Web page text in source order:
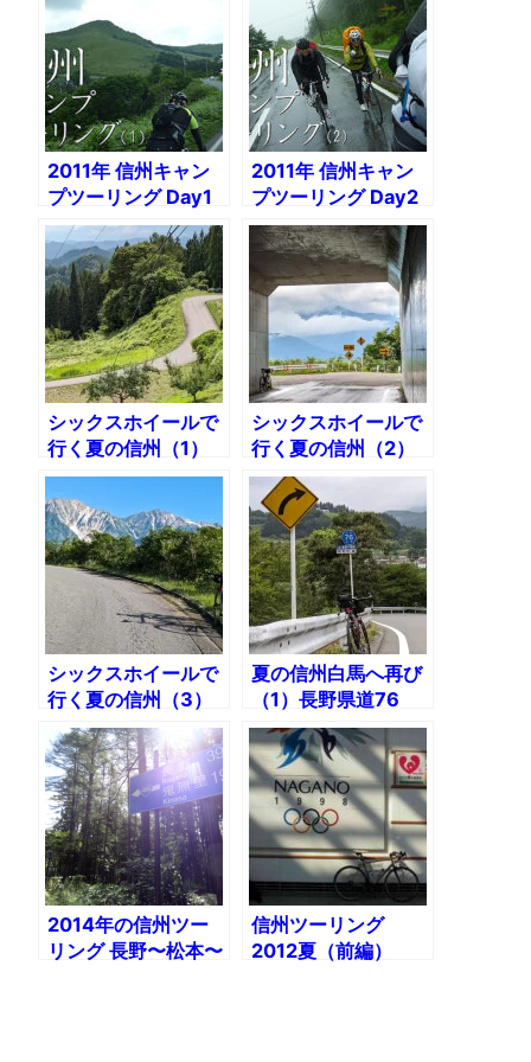
2011年 信州キャン
プツーリング Day1
2011年 信州キャン
プツーリング Day2
シックスホイールで
行く夏の信州（1）
小川村〜中条
シックスホイールで
行く夏の信州（2）
白馬村・白沢洞門
（嶺方峠）
シックスホイールで
行く夏の信州（3）
絶景！黒菱林道
夏の信州白馬へ再び
（1）長野県道76
号・長野戸隠線
2014年の信州ツー
リング 長野〜松本〜
信州ツーリング
2012夏（前編）